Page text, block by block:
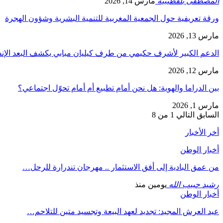
ورقة تعريفية حول الجمعية المغربية للتنمية البشرية وشؤون الهجرة
مارس 13, 2026
الدعم الكبير لأشرف حكيمي من طرف كيليان مبابي يكشف البعد
مارس 12, 2026
بين الدراما والهوية: هل نحن أمام تطبيع أم أمام تحوّل اجتماعي؟
مارس 1, 2026
السابق التالي 1 من 8
أخر الأخبار
أخبار الوطن
من عمق البادية إلى أفق الاستثمار .. مهرجان تندرارة للرحل…
رشيد حبيب الله يومين منذ
أخبار الوطن
عيد العرش المجيد: تجديد لعهد البيعة وتجسيد متين للتلاحم…